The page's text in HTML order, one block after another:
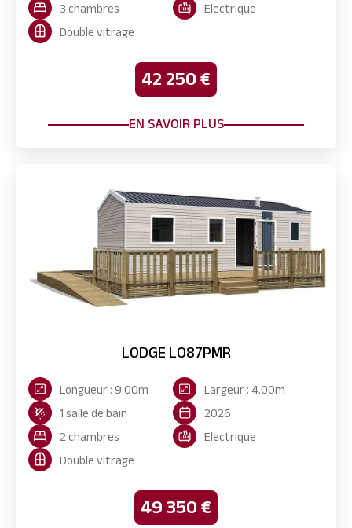
3 chambres
Electrique
Double vitrage
42 250 €
EN SAVOIR PLUS
LODGE LO87PMR
Longueur : 9.00m
Largeur : 4.00m
1 salle de bain
2026
2 chambres
Electrique
Double vitrage
49 350 €